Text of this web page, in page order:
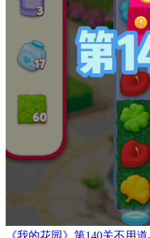
《我的花园》第140关不用